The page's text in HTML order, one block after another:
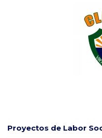
Proyectos de Labor